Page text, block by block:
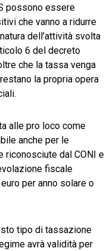
possono essere
che vanno a ridurre
dell’attività svolta
6 del decreto
che la tassa venga
la propria opera
alle pro loco come
anche per le
dal CONI e
fiscale
per anno solare o
tipo di tassazione
avrà validità per